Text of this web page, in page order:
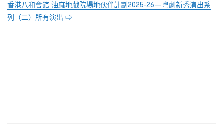
香港八和會館 油麻地戲院場地伙伴計劃2025-26—粵劇新秀演出系
列（二）所有演出 ⇨